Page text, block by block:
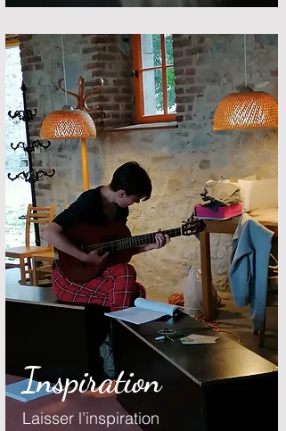
Inspiration
Laisser l’inspiration